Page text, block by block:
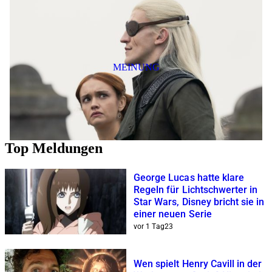
MEINUNG
Top Meldungen
George Lucas hatte klare
Regeln für Lichtschwerter in
Star Wars, Disney bricht sie in
einer neuen Serie
vor 1 Tag23
Wen spielt Henry Cavill in der